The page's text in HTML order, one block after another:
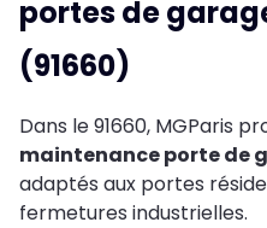
portes de
(91660)
Dans le 91660, MGParis
maintenance porte de
adaptés aux portes
fermetures industrielles.